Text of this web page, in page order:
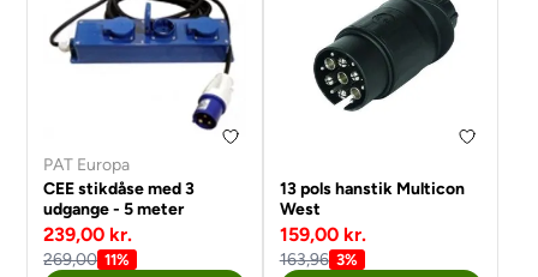
PAT Europa
CEE stikdåse med 3
udgange - 5 meter
239,00 kr.
269,00 11%
13 pols hanstik Multicon
West
159,00 kr.
163,96 3%